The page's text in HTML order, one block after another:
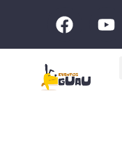
contenido
F
a
c
e
b
Y
o
u